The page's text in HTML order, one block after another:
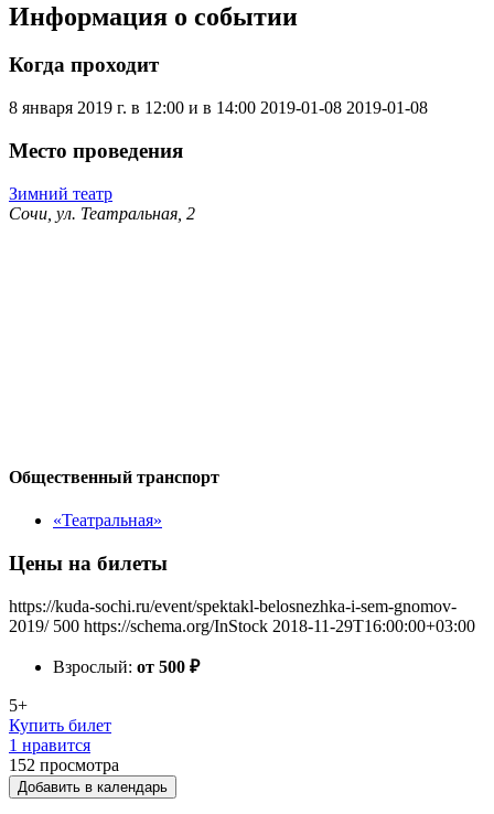
Информация о событии
Когда проходит
8 января 2019 г. в 12:00 и в 14:00 2019-01-08 2019-01-08
Место проведения
Зимний театр
Сочи, ул. Театральная, 2
Общественный транспорт
«Театральная»
Цены на билеты
https://kuda-sochi.ru/event/spektakl-belosnezhka-i-sem-gnomov-
2019/ 500 https://schema.org/InStock 2018-11-29T16:00:00+03:00
Взрослый: от 500 ₽
5+
Купить билет
1 нравится
152 просмотра
Добавить в календарь